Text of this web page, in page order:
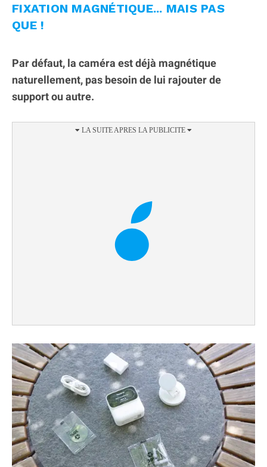
FIXATION MAGNÉTIQUE... MAIS PAS
QUE !
Par défaut, la caméra est déjà magnétique
naturellement, pas besoin de lui rajouter de
support ou autre.